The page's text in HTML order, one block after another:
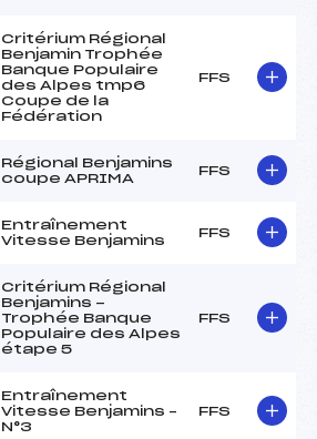
Critérium Régional
Benjamin Trophée
Banque Populaire
des Alpes tmp6
Coupe de la
Fédération
FFS
Régional Benjamins
coupe APRIMA
FFS
Entraînement
Vitesse Benjamins
FFS
Critérium Régional
Benjamins -
Trophée Banque
Populaire des Alpes
étape 5
FFS
Entraînement
Vitesse Benjamins –
N°3
FFS